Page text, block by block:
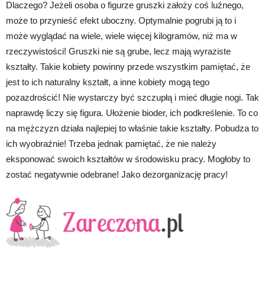
Dlaczego? Jeżeli osoba o figurze gruszki założy coś luźnego,
może to przynieść efekt uboczny. Optymalnie pogrubi ją to i
może wyglądać na wiele, wiele więcej kilogramów, niż ma w
rzeczywistości! Gruszki nie są grube, lecz mają wyraziste
kształty. Takie kobiety powinny przede wszystkim pamiętać, że
jest to ich naturalny kształt, a inne kobiety mogą tego
pozazdrościć! Nie wystarczy być szczupłą i mieć długie nogi. Tak
naprawdę liczy się figura. Ułożenie bioder, ich podkreślenie. To co
na mężczyzn działa najlepiej to właśnie takie kształty. Pobudza to
ich wyobraźnie! Trzeba jednak pamiętać, że nie należy
eksponować swoich kształtów w środowisku pracy. Mogłoby to
zostać negatywnie odebrane! Jako dezorganizację pracy!